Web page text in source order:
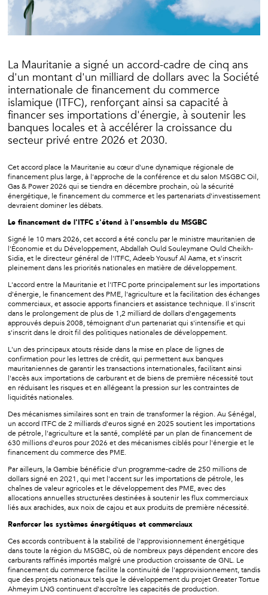
La Mauritanie a signé un accord-cadre de cinq ans
d'un montant d'un milliard de dollars avec la Société
internationale de financement du commerce
islamique (ITFC), renforçant ainsi sa capacité à
financer ses importations d'énergie, à soutenir les
banques locales et à accélérer la croissance du
secteur privé entre 2026 et 2030.
Cet accord place la Mauritanie au cœur d'une dynamique régionale de
financement plus large, à l'approche de la conférence et du salon MSGBC Oil,
Gas & Power 2026 qui se tiendra en décembre prochain, où la sécurité
énergétique, le financement du commerce et les partenariats d'investissement
devraient dominer les débats.
Le financement de l'ITFC s'étend à l'ensemble du MSGBC
Signé le 10 mars 2026, cet accord a été conclu par le ministre mauritanien de
l'Économie et du Développement, Abdallah Ould Souleymane Ould Cheikh-
Sidia, et le directeur général de l'ITFC, Adeeb Yousuf Al Aama, et s'inscrit
pleinement dans les priorités nationales en matière de développement.
L'accord entre la Mauritanie et l'ITFC porte principalement sur les importations
d'énergie, le financement des PME, l'agriculture et la facilitation des échanges
commerciaux, et associe apports financiers et assistance technique. Il s'inscrit
dans le prolongement de plus de 1,2 milliard de dollars d'engagements
approuvés depuis 2008, témoignant d'un partenariat qui s'intensifie et qui
s'inscrit dans le droit fil des politiques nationales de développement.
L'un des principaux atouts réside dans la mise en place de lignes de
confirmation pour les lettres de crédit, qui permettent aux banques
mauritaniennes de garantir les transactions internationales, facilitant ainsi
l'accès aux importations de carburant et de biens de première nécessité tout
en réduisant les risques et en allégeant la pression sur les contraintes de
liquidités nationales.
Des mécanismes similaires sont en train de transformer la région. Au Sénégal,
un accord ITFC de 2 milliards d'euros signé en 2025 soutient les importations
de pétrole, l'agriculture et la santé, complété par un plan de financement de
630 millions d'euros pour 2026 et des mécanismes ciblés pour l'énergie et le
financement du commerce des PME.
Par ailleurs, la Gambie bénéficie d'un programme-cadre de 250 millions de
dollars signé en 2021, qui met l'accent sur les importations de pétrole, les
chaînes de valeur agricoles et le développement des PME, avec des
allocations annuelles structurées destinées à soutenir les flux commerciaux
liés aux arachides, aux noix de cajou et aux produits de première nécessité.
Renforcer les systèmes énergétiques et commerciaux
Ces accords contribuent à la stabilité de l'approvisionnement énergétique
dans toute la région du MSGBC, où de nombreux pays dépendent encore des
carburants raffinés importés malgré une production croissante de GNL. Le
financement du commerce facilite la continuité de l'approvisionnement, tandis
que des projets nationaux tels que le développement du projet Greater Tortue
Ahmeyim LNG continuent d'accroître les capacités de production.